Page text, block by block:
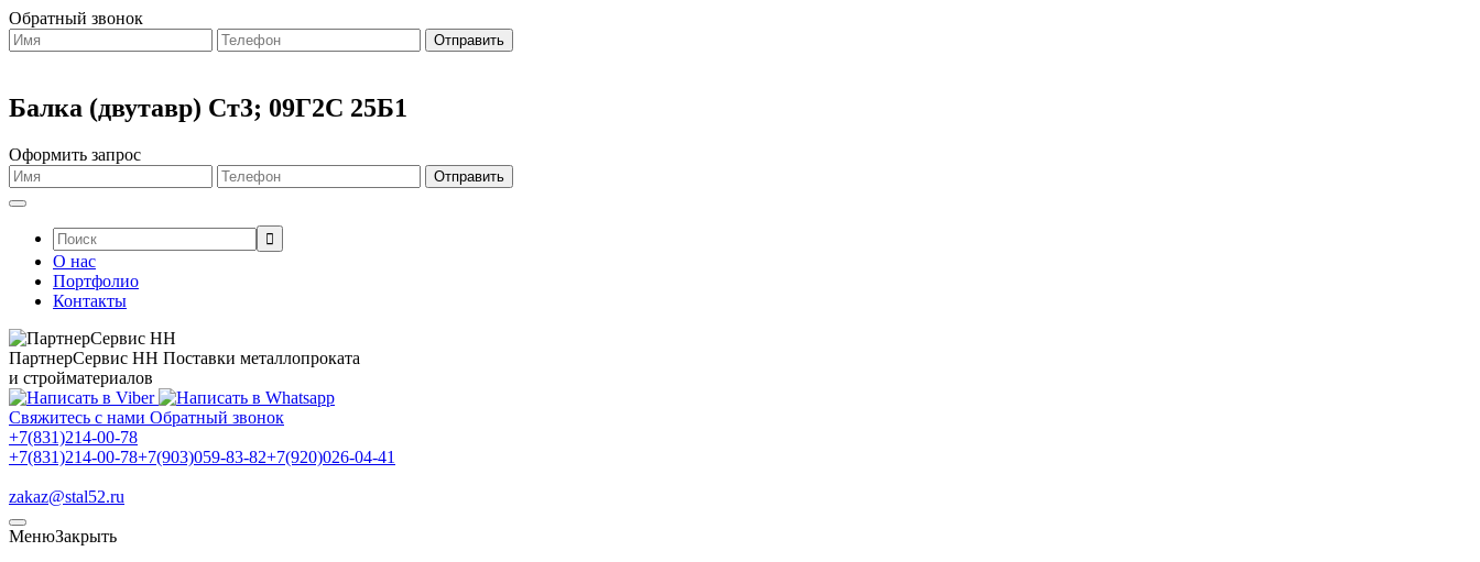
Обратный звонок
Балка (двутавр) Ст3; 09Г2С 25Б1
Оформить запрос
Поиск:
О нас
Портфолио
Контакты
ПартнерСервис НН Поставки металлопроката
и стройматериалов
Свяжитесь с нами Обратный звонок
+7(831)214-00-78
+7(831)214-00-78+7(903)059-83-82+7(920)026-04-41
zakaz@stal52.ru
МенюЗакрыть